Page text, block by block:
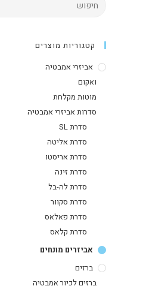
קטגוריות מוצרים
אביזרי אמבטיה
ואקום
מוטות מקלחת
סדרות אביזרי אמבטיה
סדרת SL
סדרת אליטה
סדרת אריסטו
סדרת זינה
סדרת לה-בל
סדרת סקוור
סדרת פאלאס
סדרת קלאס
אביזרים מונחים
ברזים
ברזים לכיור אמבטיה